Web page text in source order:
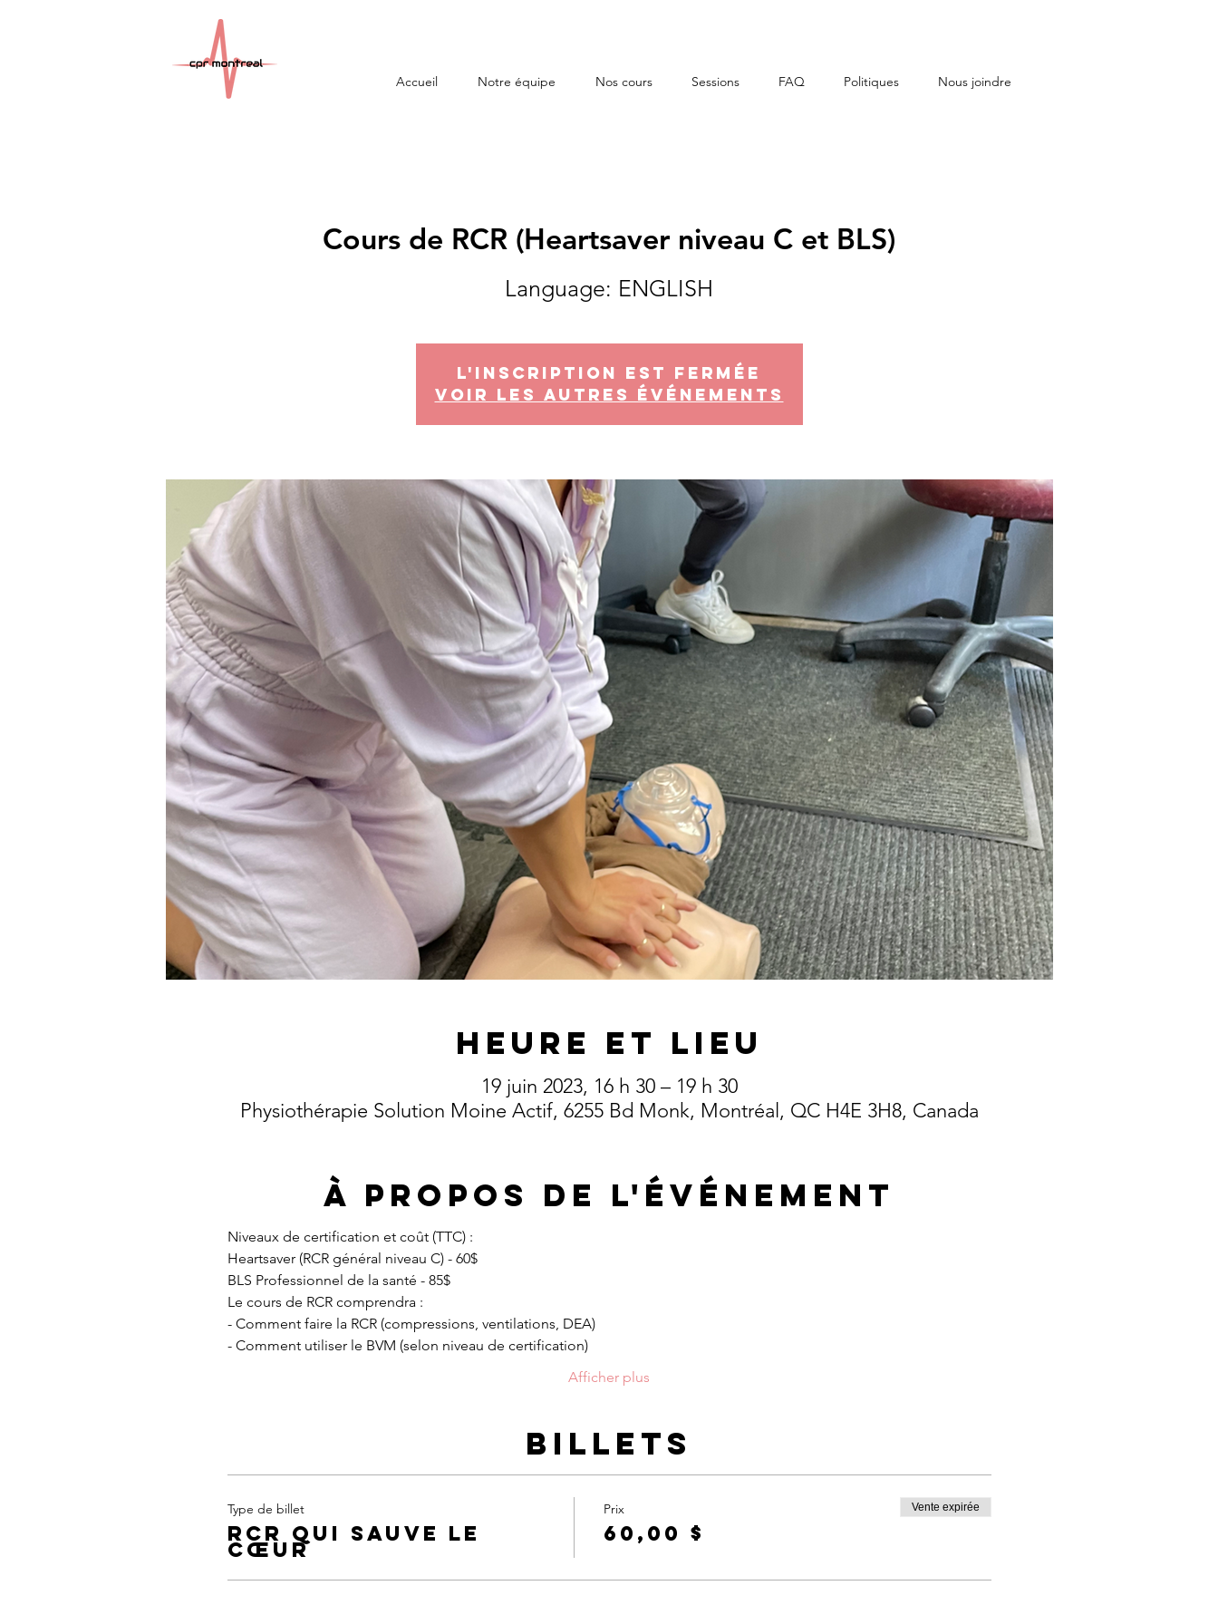
Accueil Notre équipe Nos cours Sessions FAQ Politiques Nous joindre
Cours de RCR (Heartsaver niveau C et BLS)
Language: ENGLISH
L'inscription est fermée
Voir les autres événements
Heure et lieu
19 juin 2023, 16 h 30 – 19 h 30
Physiothérapie Solution Moine Actif, 6255 Bd Monk, Montréal, QC H4E 3H8, Canada
À propos de l'événement
Niveaux de certification et coût (TTC) :
Heartsaver (RCR général niveau C) - 60$
BLS Professionnel de la santé - 85$
Le cours de RCR comprendra :
- Comment faire la RCR (compressions, ventilations, DEA)
- Comment utiliser le BVM (selon niveau de certification)
Afficher plus
Billets
Type de billet
RCR qui sauve le
cœur
Prix
60,00 $
Vente expirée